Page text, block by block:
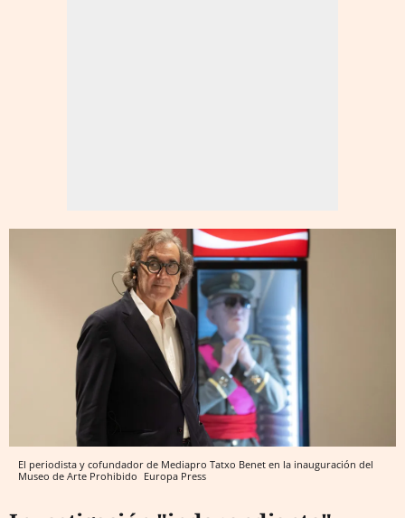
El periodista y cofundador de Mediapro Tatxo Benet en la inauguración del
Museo de Arte Prohibido Europa Press